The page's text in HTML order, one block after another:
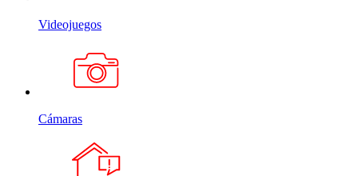
Videojuegos
Cámaras